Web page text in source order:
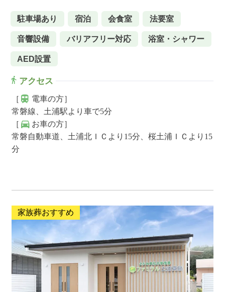
駐車場あり 宿泊 会食室 法要室
音響設備 バリアフリー対応 浴室・シャワー
AED設置
アクセス
［
電車の方］
常磐線、土浦駅より車で5分
［
お車の方］
常磐自動車道、土浦北ＩＣより15分、桜土浦ＩＣより15
分
家族葬おすすめ